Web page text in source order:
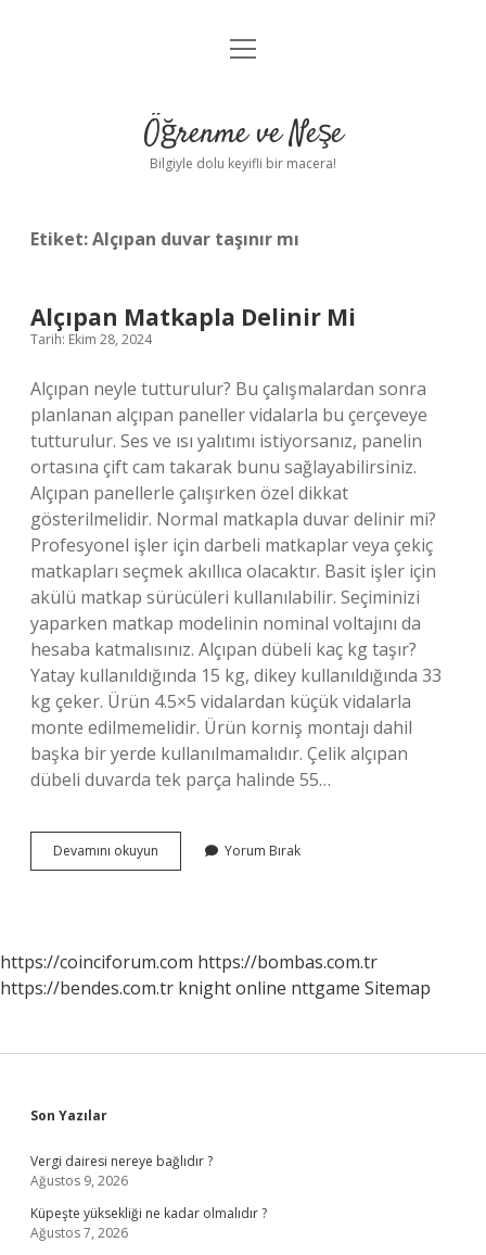
Anasayfa
Yasal Uyarı
menüyü
Öğrenme ve Neşe
Bilgiyle dolu keyifli bir macera!
Etiket:Alçıpan duvar taşınır mı
Alçıpan Matkapla Delinir Mi
Tarih: Ekim 28, 2024
Alçıpan neyle tutturulur? Bu çalışmalardan sonra
planlanan alçıpan paneller vidalarla bu çerçeveye
tutturulur. Ses ve ısı yalıtımı istiyorsanız, panelin
ortasına çift cam takarak bunu sağlayabilirsiniz.
Alçıpan panellerle çalışırken özel dikkat
gösterilmelidir. Normal matkapla duvar delinir mi?
Profesyonel işler için darbeli matkaplar veya çekiç
matkapları seçmek akıllıca olacaktır. Basit işler için
akülü matkap sürücüleri kullanılabilir. Seçiminizi
yaparken matkap modelinin nominal voltajını da
hesaba katmalısınız. Alçıpan dübeli kaç kg taşır?
Yatay kullanıldığında 15 kg, dikey kullanıldığında 33
kg çeker. Ürün 4.5×5 vidalardan küçük vidalarla
monte edilmemelidir. Ürün korniş montajı dahil
başka bir yerde kullanılmamalıdır. Çelik alçıpan
dübeli duvarda tek parça halinde 55…
Devamını okuyun
Matkapla
Yorum Bırak
https://coinciforum.com https://bombas.com.tr
https://bendes.com.tr knight online nttgame Sitemap
Sidebar
Son Yazılar
Vergi dairesi nereye bağlıdır ?
Ağustos 9, 2026
Küpeşte yüksekliği ne kadar olmalıdır ?
Ağustos 7, 2026